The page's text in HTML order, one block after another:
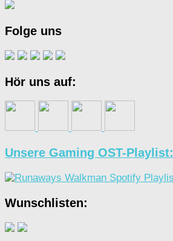
Folge uns
Hör uns auf:
Unsere Gaming OST-Playlist:
Wunschlisten: